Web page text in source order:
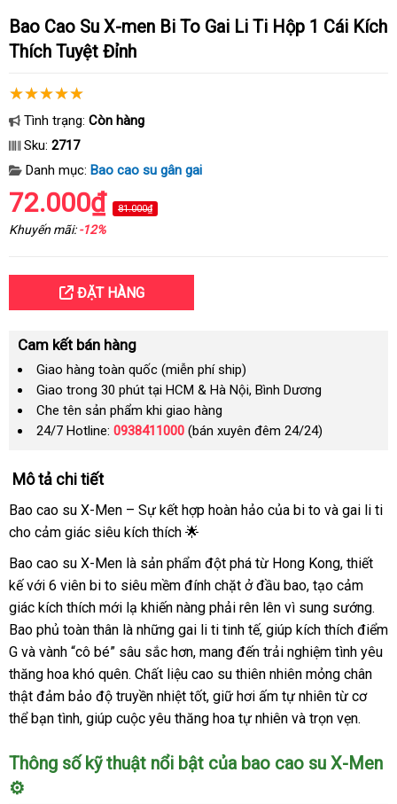
Bao Cao Su X-men Bi To Gai Li Ti Hộp 1 Cái Kích
Thích Tuyệt Đỉnh
Tình trạng: Còn hàng
Sku: 2717
Danh mục: Bao cao su gân gai
72.000₫ 81.000₫
Khuyến mãi:-12%
ĐẶT HÀNG
Cam kết bán hàng
Giao hàng toàn quốc (miễn phí ship)
Giao trong 30 phút tại HCM & Hà Nội, Bình Dương
Che tên sản phẩm khi giao hàng
24/7 Hotline: 0938411000 (bán xuyên đêm 24/24)
Mô tả chi tiết
Bao cao su X-Men – Sự kết hợp hoàn hảo của bi to và gai li ti
cho cảm giác siêu kích thích 🌟
Bao cao su X-Men là sản phẩm đột phá từ Hong Kong, thiết
kế với 6 viên bi to siêu mềm đính chặt ở đầu bao, tạo cảm
giác kích thích mới lạ khiến nàng phải rên lên vì sung sướng.
Bao phủ toàn thân là những gai li ti tinh tế, giúp kích thích điểm
G và vành “cô bé” sâu sắc hơn, mang đến trải nghiệm tình yêu
thăng hoa khó quên. Chất liệu cao su thiên nhiên mỏng chân
thật đảm bảo độ truyền nhiệt tốt, giữ hơi ấm tự nhiên từ cơ
thể bạn tình, giúp cuộc yêu thăng hoa tự nhiên và trọn vẹn.
Thông số kỹ thuật nổi bật của bao cao su X-Men
⚙️